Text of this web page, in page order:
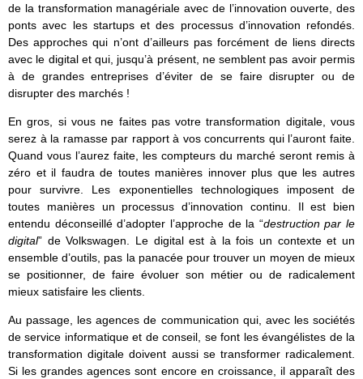
de la transformation managériale avec de l’innovation ouverte, des
ponts avec les startups et des processus d’innovation refondés.
Des approches qui n’ont d’ailleurs pas forcément de liens directs
avec le digital et qui, jusqu’à présent, ne semblent pas avoir permis
à de grandes entreprises d’éviter de se faire disrupter ou de
disrupter des marchés !
En gros, si vous ne faites pas votre transformation digitale, vous
serez à la ramasse par rapport à vos concurrents qui l’auront faite.
Quand vous l’aurez faite, les compteurs du marché seront remis à
zéro et il faudra de toutes manières innover plus que les autres
pour survivre. Les exponentielles technologiques imposent de
toutes manières un processus d’innovation continu. Il est bien
entendu déconseillé d’adopter l’approche de la “destruction par le
digital” de Volkswagen. Le digital est à la fois un contexte et un
ensemble d’outils, pas la panacée pour trouver un moyen de mieux
se positionner, de faire évoluer son métier ou de radicalement
mieux satisfaire les clients.
Au passage, les agences de communication qui, avec les sociétés
de service informatique et de conseil, se font les évangélistes de la
transformation digitale doivent aussi se transformer radicalement.
Si les grandes agences sont encore en croissance, il apparaît des